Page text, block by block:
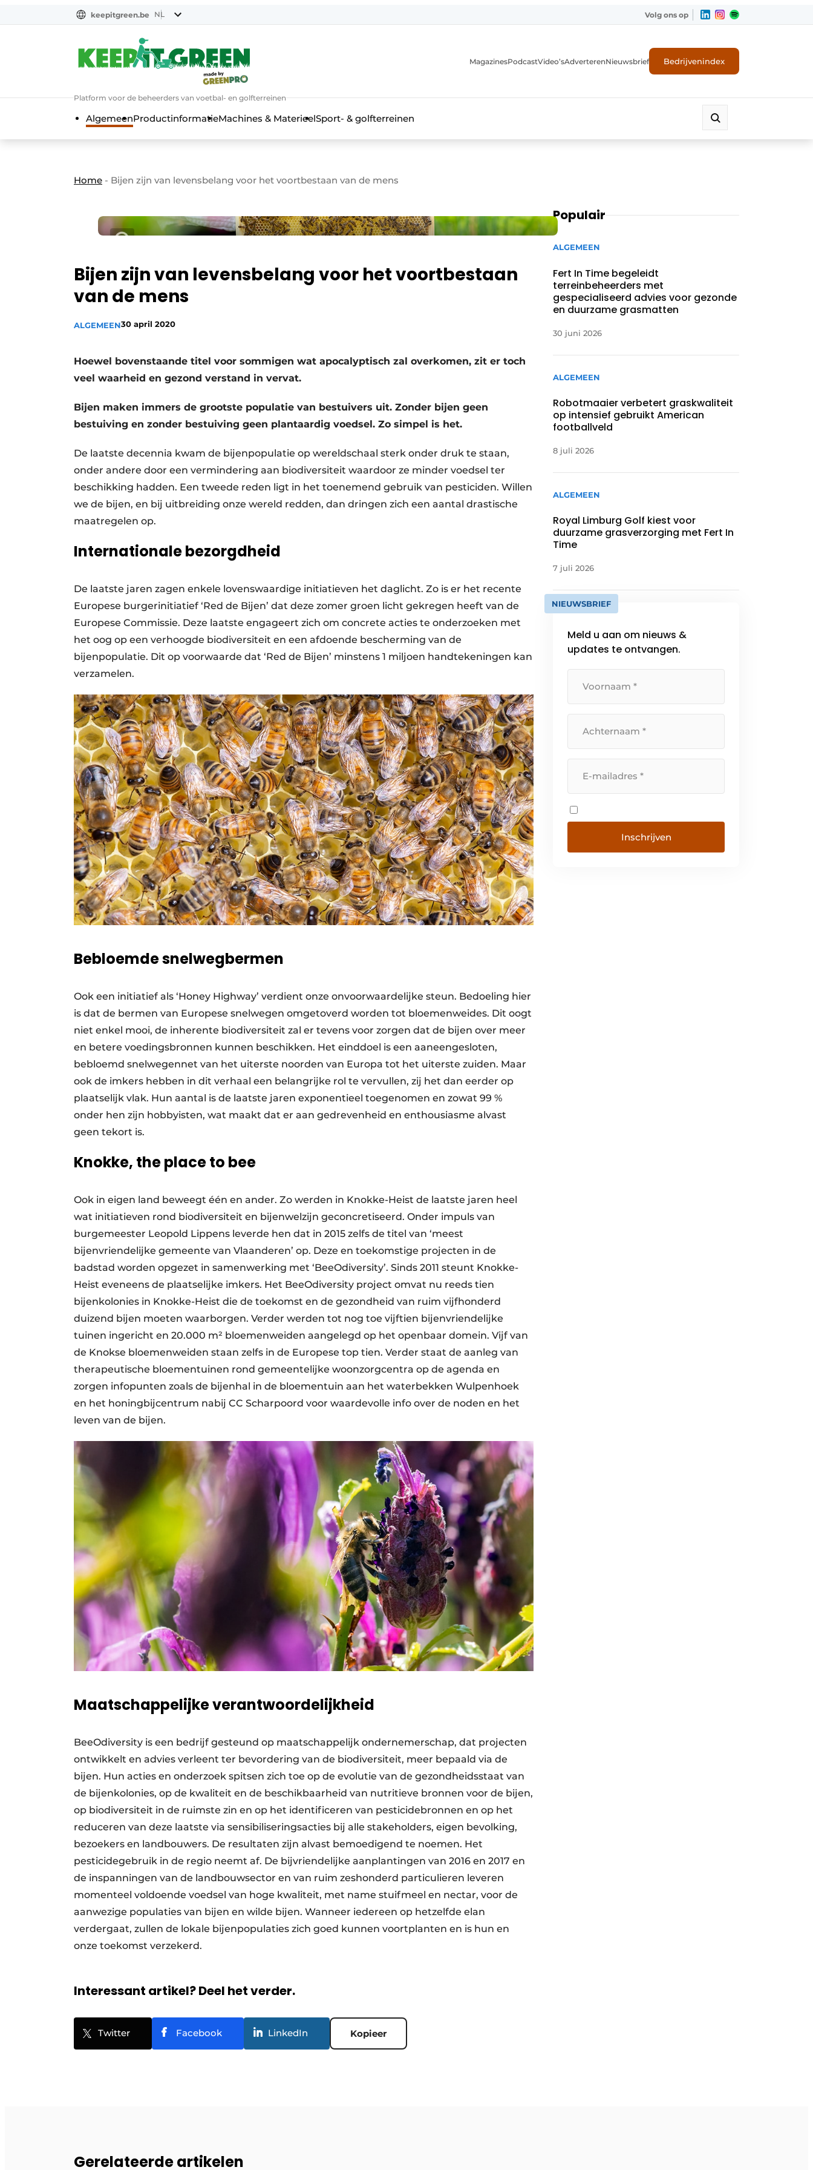
keepitgreen.be NL Volg ons op
Platform voor de beheerders van voetbal- en golfterreinen
MagazinesPodcastVideo’sAdverterenNieuwsbrief Bedrijvenindex
AlgemeenProductinformatieMachines & MaterieelSport- & golfterreinen
Home - Bijen zijn van levensbelang voor het voortbestaan van de mens
Bijen zijn van levensbelang voor het voortbestaan
van de mens
ALGEMEEN30 april 2020
Hoewel bovenstaande titel voor sommigen wat apocalyptisch zal overkomen, zit er toch
veel waarheid en gezond verstand in vervat.
Bijen maken immers de grootste populatie van bestuivers uit. Zonder bijen geen
bestuiving en zonder bestuiving geen plantaardig voedsel. Zo simpel is het.
De laatste decennia kwam de bijenpopulatie op wereldschaal sterk onder druk te staan,
onder andere door een vermindering aan biodiversiteit waardoor ze minder voedsel ter
beschikking hadden. Een tweede reden ligt in het toenemend gebruik van pesticiden. Willen
we de bijen, en bij uitbreiding onze wereld redden, dan dringen zich een aantal drastische
maatregelen op.
Internationale bezorgdheid
De laatste jaren zagen enkele lovenswaardige initiatieven het daglicht. Zo is er het recente
Europese burgerinitiatief ‘Red de Bijen’ dat deze zomer groen licht gekregen heeft van de
Europese Commissie. Deze laatste engageert zich om concrete acties te onderzoeken met
het oog op een verhoogde biodiversiteit en een afdoende bescherming van de
bijenpopulatie. Dit op voorwaarde dat ‘Red de Bijen’ minstens 1 miljoen handtekeningen kan
verzamelen.
Bebloemde snelwegbermen
Ook een initiatief als ‘Honey Highway’ verdient onze onvoorwaardelijke steun. Bedoeling hier
is dat de bermen van Europese snelwegen omgetoverd worden tot bloemenweides. Dit oogt
niet enkel mooi, de inherente biodiversiteit zal er tevens voor zorgen dat de bijen over meer
en betere voedingsbronnen kunnen beschikken. Het einddoel is een aaneengesloten,
bebloemd snelwegennet van het uiterste noorden van Europa tot het uiterste zuiden. Maar
ook de imkers hebben in dit verhaal een belangrijke rol te vervullen, zij het dan eerder op
plaatselijk vlak. Hun aantal is de laatste jaren exponentieel toegenomen en zowat 99 %
onder hen zijn hobbyisten, wat maakt dat er aan gedrevenheid en enthousiasme alvast
geen tekort is.
Knokke, the place to bee
Ook in eigen land beweegt één en ander. Zo werden in Knokke-Heist de laatste jaren heel
wat initiatieven rond biodiversiteit en bijenwelzijn geconcretiseerd. Onder impuls van
burgemeester Leopold Lippens leverde hen dat in 2015 zelfs de titel van ‘meest
bijenvriendelijke gemeente van Vlaanderen’ op. Deze en toekomstige projecten in de
badstad worden opgezet in samenwerking met ‘BeeOdiversity’. Sinds 2011 steunt Knokke-
Heist eveneens de plaatselijke imkers. Het BeeOdiversity project omvat nu reeds tien
bijenkolonies in Knokke-Heist die de toekomst en de gezondheid van ruim vijfhonderd
duizend bijen moeten waarborgen. Verder werden tot nog toe vijftien bijenvriendelijke
tuinen ingericht en 20.000 m² bloemenweiden aangelegd op het openbaar domein. Vijf van
de Knokse bloemenweiden staan zelfs in de Europese top tien. Verder staat de aanleg van
therapeutische bloementuinen rond gemeentelijke woonzorgcentra op de agenda en
zorgen infopunten zoals de bijenhal in de bloementuin aan het waterbekken Wulpenhoek
en het honingbijcentrum nabij CC Scharpoord voor waardevolle info over de noden en het
leven van de bijen.
Maatschappelijke verantwoordelijkheid
BeeOdiversity is een bedrijf gesteund op maatschappelijk ondernemerschap, dat projecten
ontwikkelt en advies verleent ter bevordering van de biodiversiteit, meer bepaald via de
bijen. Hun acties en onderzoek spitsen zich toe op de evolutie van de gezondheidsstaat van
de bijenkolonies, op de kwaliteit en de beschikbaarheid van nutritieve bronnen voor de bijen,
op biodiversiteit in de ruimste zin en op het identificeren van pesticidebronnen en op het
reduceren van deze laatste via sensibiliseringsacties bij alle stakeholders, eigen bevolking,
bezoekers en landbouwers. De resultaten zijn alvast bemoedigend te noemen. Het
pesticidegebruik in de regio neemt af. De bijvriendelijke aanplantingen van 2016 en 2017 en
de inspanningen van de landbouwsector en van ruim zeshonderd particulieren leveren
momenteel voldoende voedsel van hoge kwaliteit, met name stuifmeel en nectar, voor de
aanwezige populaties van bijen en wilde bijen. Wanneer iedereen op hetzelfde elan
verdergaat, zullen de lokale bijenpopulaties zich goed kunnen voortplanten en is hun en
onze toekomst verzekerd.
Interessant artikel? Deel het verder.
Twitter Facebook LinkedIn Kopieer
Populair
ALGEMEEN
Fert In Time begeleidt
terreinbeheerders met
gespecialiseerd advies voor gezonde
en duurzame grasmatten
30 juni 2026
ALGEMEEN
Robotmaaier verbetert graskwaliteit
op intensief gebruikt American
footballveld
8 juli 2026
ALGEMEEN
Royal Limburg Golf kiest voor
duurzame grasverzorging met Fert In
Time
7 juli 2026
NIEUWSBRIEF
Meld u aan om nieuws &
updates te ontvangen.
Gerelateerde artikelen